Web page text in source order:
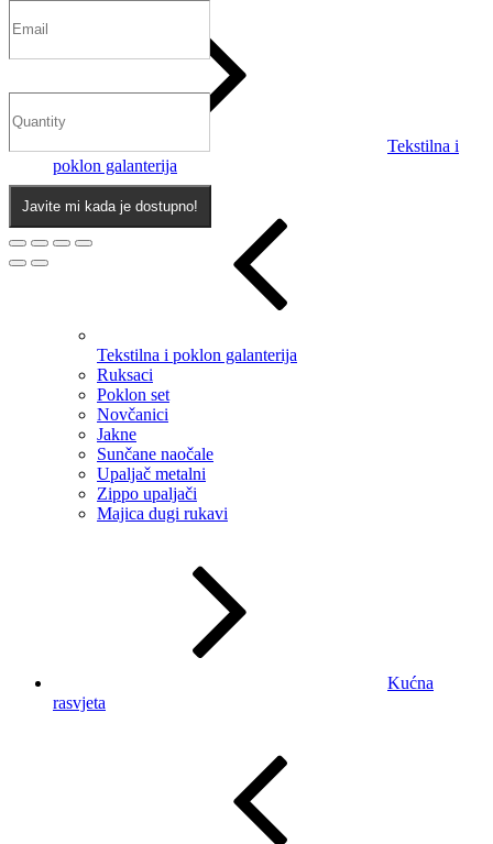
Tekstilna i
poklon galanterija
Tekstilna i poklon galanterija
Ruksaci
Poklon set
Novčanici
Jakne
Sunčane naočale
Upaljač metalni
Zippo upaljači
Majica dugi rukavi
Kućna
rasvjeta
Javite mi kada je dostupno!